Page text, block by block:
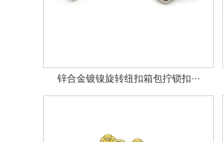
锌合金镀镍旋转纽扣箱包拧锁扣···